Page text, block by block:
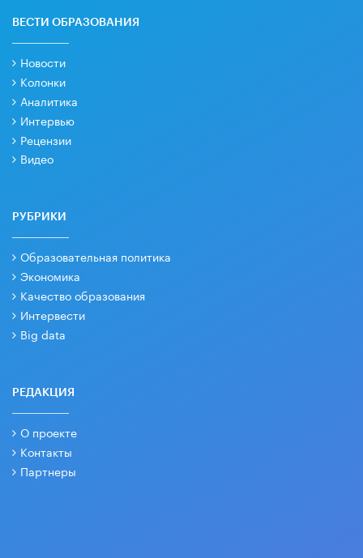
ВЕСТИ ОБРАЗОВАНИЯ
Новости
Колонки
Аналитика
Интервью
Рецензии
Видео
РУБРИКИ
Образовательная политика
Экономика
Качество образования
Интервести
Big data
РЕДАКЦИЯ
О проекте
Контакты
Партнеры